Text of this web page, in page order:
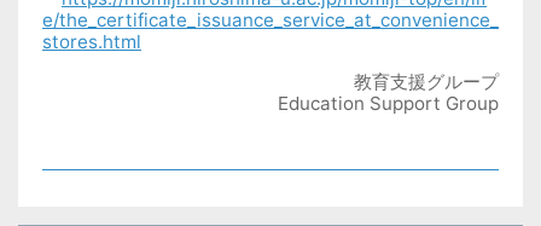
e/the_certificate_issuance_service_at_convenience_
stores.html
教育支援グループ
Education Support Group